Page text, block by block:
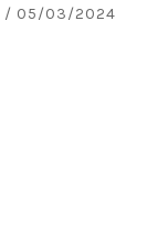
/ 05/03/2024